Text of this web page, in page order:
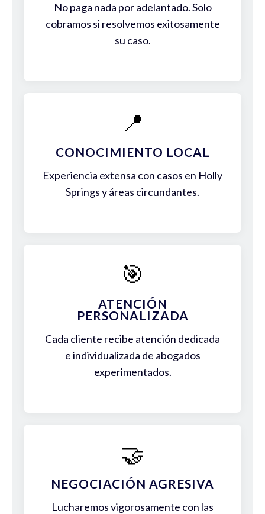
No paga nada por adelantado. Solo
cobramos si resolvemos exitosamente
su caso.
📍
CONOCIMIENTO LOCAL
Experiencia extensa con casos en Holly
Springs y áreas circundantes.
🎯
ATENCIÓN
PERSONALIZADA
Cada cliente recibe atención dedicada
e individualizada de abogados
experimentados.
🤝
NEGOCIACIÓN AGRESIVA
Lucharemos vigorosamente con las